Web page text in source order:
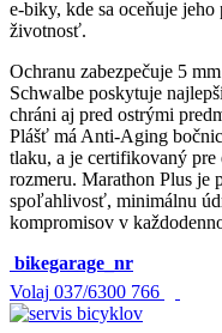
e‑biky, kde sa oceňuje
životnosť.
Ochranu zabezpečuje 5
Schwalbe poskytuje
chráni aj pred ostrými
Plášť má Anti‑Aging
tlaku, a je certifikovaný
rozmeru. Marathon Plus je
spoľahlivosť, minimálnu
kompromisov v
bikegarage_nr
Volaj 037/6300 766